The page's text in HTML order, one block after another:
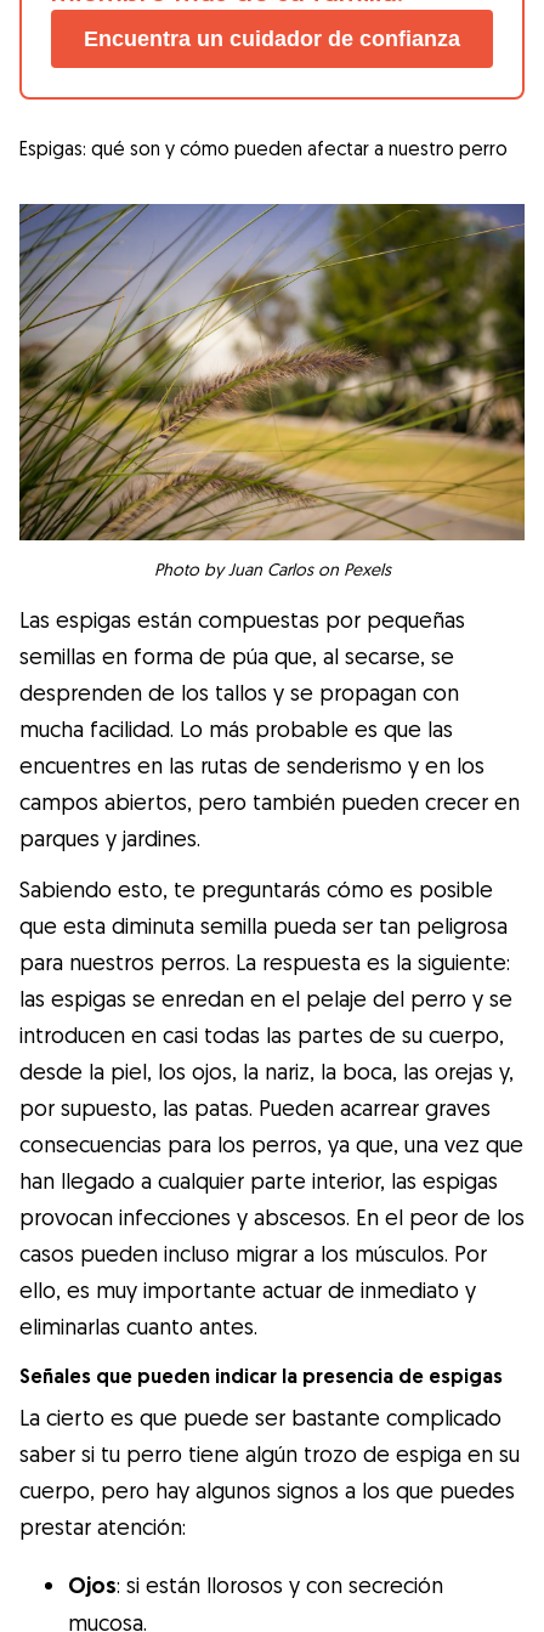
Encuentra un cuidador de confianza
Espigas: qué son y cómo pueden afectar a nuestro perro
Photo by Juan Carlos on Pexels
Las espigas están compuestas por pequeñas
semillas en forma de púa que, al secarse, se
desprenden de los tallos y se propagan con
mucha facilidad. Lo más probable es que las
encuentres en las rutas de senderismo y en los
campos abiertos, pero también pueden crecer en
parques y jardines.
Sabiendo esto, te preguntarás cómo es posible
que esta diminuta semilla pueda ser tan peligrosa
para nuestros perros. La respuesta es la siguiente:
las espigas se enredan en el pelaje del perro y se
introducen en casi todas las partes de su cuerpo,
desde la piel, los ojos, la nariz, la boca, las orejas y,
por supuesto, las patas. Pueden acarrear graves
consecuencias para los perros, ya que, una vez que
han llegado a cualquier parte interior, las espigas
provocan infecciones y abscesos. En el peor de los
casos pueden incluso migrar a los músculos. Por
ello, es muy importante actuar de inmediato y
eliminarlas cuanto antes.
Señales que pueden indicar la presencia de espigas
La cierto es que puede ser bastante complicado
saber si tu perro tiene algún trozo de espiga en su
cuerpo, pero hay algunos signos a los que puedes
prestar atención:
Ojos: si están llorosos y con secreción
mucosa.